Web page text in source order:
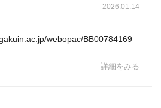
か。幽霊には喜んだはず。2026.01.14
webopac/BB00784169
詳細をみる